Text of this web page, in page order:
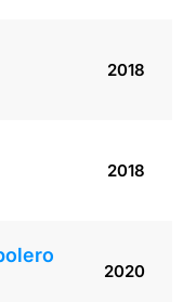
2018
2018
2020